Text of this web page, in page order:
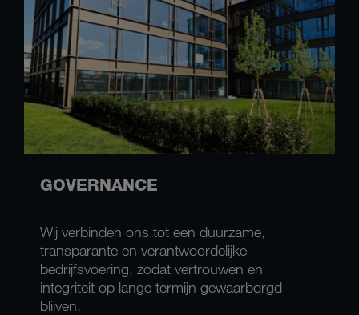
GOVERNANCE
Wij verbinden ons tot een duurzame,
transparante en verantwoordelijke
bedrijfsvoering, zodat vertrouwen en
integriteit op lange termijn gewaarborgd
blijven.